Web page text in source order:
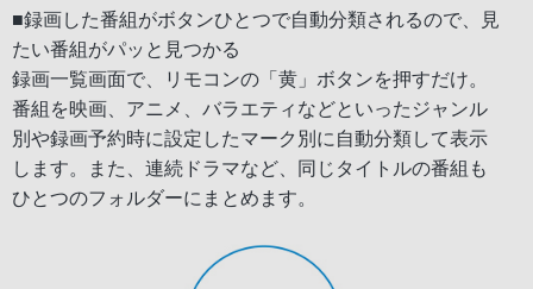
■録画した番組がボタンひとつで自動分類されるので、見
たい番組がパッと見つかる
録画一覧画面で、リモコンの「黄」ボタンを押すだけ。
番組を映画、アニメ、バラエティなどといったジャンル
別や録画予約時に設定したマーク別に自動分類して表示
します。また、連続ドラマなど、同じタイトルの番組も
ひとつのフォルダーにまとめます。